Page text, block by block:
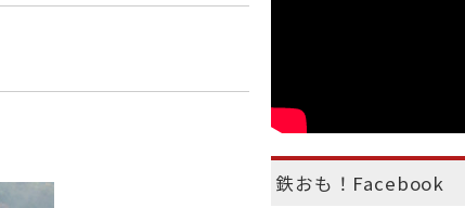
鉄おも！Facebook